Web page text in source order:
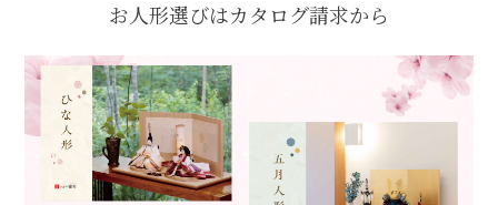
お人形選びはカタログ請求から